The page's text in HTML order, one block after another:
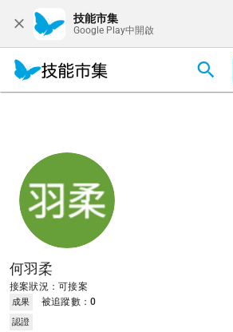
技能市集
Google Play中開啟
何羽柔
接案狀況：可接案
成果 被追蹤數：0
認證